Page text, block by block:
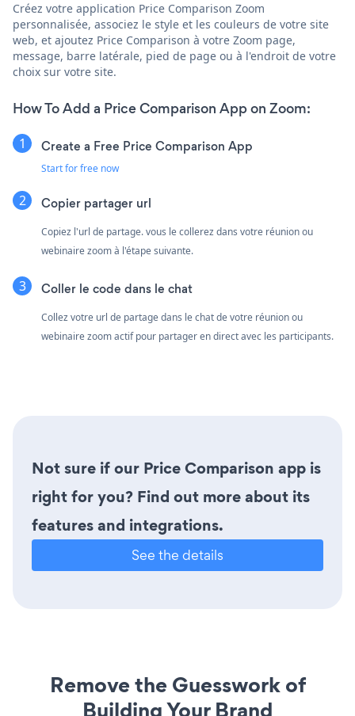
Créez votre application Price Comparison Zoom
personnalisée, associez le style et les couleurs de votre site
web, et ajoutez Price Comparison à votre Zoom page,
message, barre latérale, pied de page ou à l'endroit de votre
choix sur votre site.
How To Add a Price Comparison App on Zoom:
Create a Free Price Comparison App
Start for free now
Copier partager url
Copiez l'url de partage. vous le collerez dans votre réunion ou
webinaire zoom à l'étape suivante.
Coller le code dans le chat
Collez votre url de partage dans le chat de votre réunion ou
webinaire zoom actif pour partager en direct avec les participants.
Not sure if our Price Comparison app is
right for you? Find out more about its
features and integrations.
See the details
Remove the Guesswork of